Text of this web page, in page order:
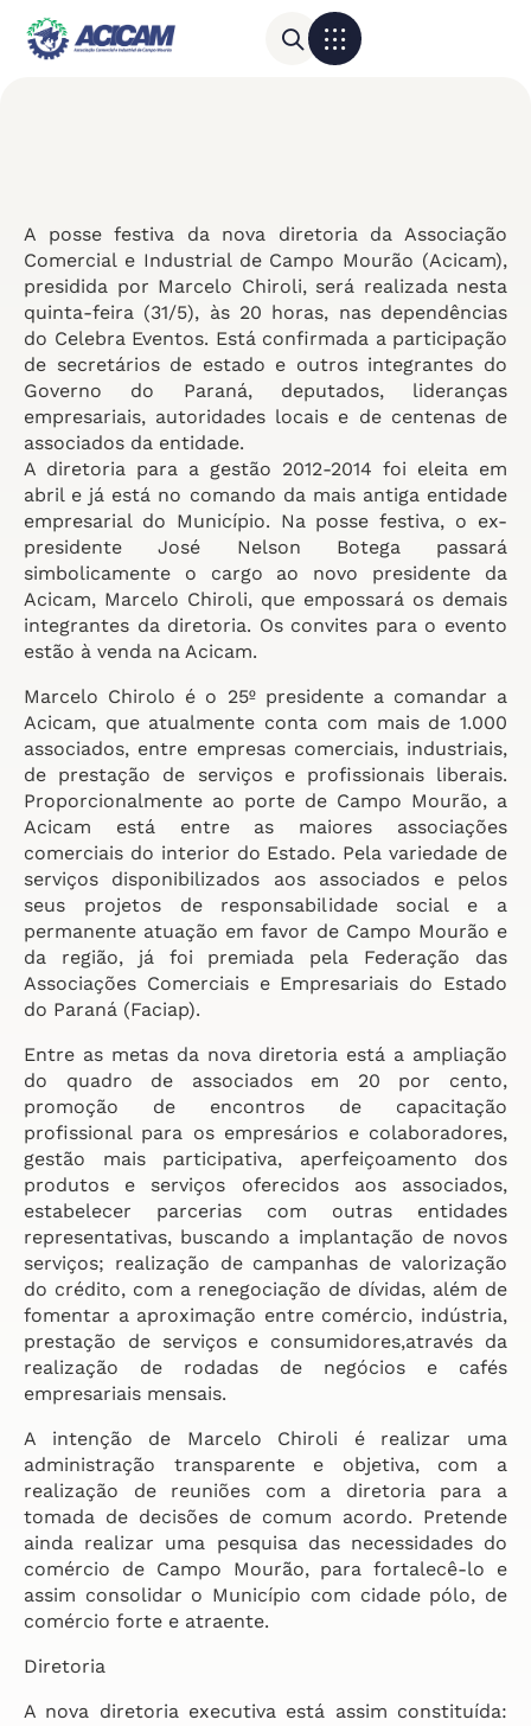
A posse festiva da nova diretoria da Associação
Comercial e Industrial de Campo Mourão (Acicam),
presidida por Marcelo Chiroli, será realizada nesta
quinta-feira (31/5), às 20 horas, nas dependências
do Celebra Eventos. Está confirmada a participação
de secretários de estado e outros integrantes do
Governo do Paraná, deputados, lideranças
empresariais, autoridades locais e de centenas de
associados da entidade.
A diretoria para a gestão 2012-2014 foi eleita em
abril e já está no comando da mais antiga entidade
empresarial do Município. Na posse festiva, o ex-
presidente José Nelson Botega passará
simbolicamente o cargo ao novo presidente da
Acicam, Marcelo Chiroli, que empossará os demais
integrantes da diretoria. Os convites para o evento
estão à venda na Acicam.
Marcelo Chirolo é o 25º presidente a comandar a
Acicam, que atualmente conta com mais de 1.000
associados, entre empresas comerciais, industriais,
de prestação de serviços e profissionais liberais.
Proporcionalmente ao porte de Campo Mourão, a
Acicam está entre as maiores associações
comerciais do interior do Estado. Pela variedade de
serviços disponibilizados aos associados e pelos
seus projetos de responsabilidade social e a
permanente atuação em favor de Campo Mourão e
da região, já foi premiada pela Federação das
Associações Comerciais e Empresariais do Estado
do Paraná (Faciap).
Entre as metas da nova diretoria está a ampliação
do quadro de associados em 20 por cento,
promoção de encontros de capacitação
profissional para os empresários e colaboradores,
gestão mais participativa, aperfeiçoamento dos
produtos e serviços oferecidos aos associados,
estabelecer parcerias com outras entidades
representativas, buscando a implantação de novos
serviços; realização de campanhas de valorização
do crédito, com a renegociação de dívidas, além de
fomentar a aproximação entre comércio, indústria,
prestação de serviços e consumidores,através da
realização de rodadas de negócios e cafés
empresariais mensais.
A intenção de Marcelo Chiroli é realizar uma
administração transparente e objetiva, com a
realização de reuniões com a diretoria para a
tomada de decisões de comum acordo. Pretende
ainda realizar uma pesquisa das necessidades do
comércio de Campo Mourão, para fortalecê-lo e
assim consolidar o Município com cidade pólo, de
comércio forte e atraente.
Diretoria
A nova diretoria executiva está assim constituída: